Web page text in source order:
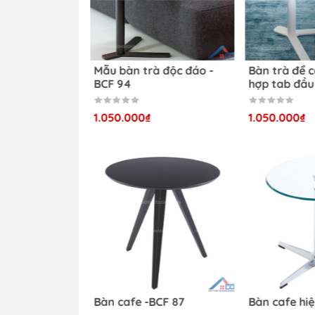
Bàn trà đơn giản sang
Bàn trà đơn giản sang trọng -
Bàn trà đơn giản sang trọng -BCF
Bàn trà đơn giản sang
Sản phẩm bàn trà đơn giản sang
người dùng. Một vài đánh giá chi tiết
Kích Thước Lý Tưởng:Với kích thước
Bàn Trà BCF 75 mang lại không gian
Bàn cafe vuông bo góc
nhiều màu sắc -BCF 95
1.300.000₫
Mẫu bàn trà độc
1.050.000₫
Bàn trà đẹp -BCF 88 Bàn cafe -BCF 87